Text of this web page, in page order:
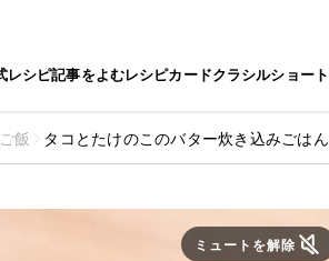
レシピ記事をよむレシピカードクラシルショート
飯 タコとたけのこのバター炊き込みごはん
ミュートを解除